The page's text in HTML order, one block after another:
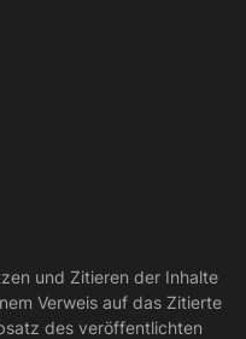
und Zitieren der Inhalte
Verweis auf das Zitierte
des veröffentlichten